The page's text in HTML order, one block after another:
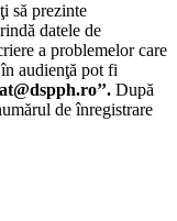
să prezinte
datele de
a problemelor care
audienţă pot fi
După
de înregistrare